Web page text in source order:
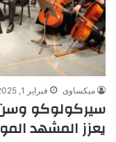
ميكساوى فبراير 1, 2025
سيركولوكو وسن
يعزز المشهد